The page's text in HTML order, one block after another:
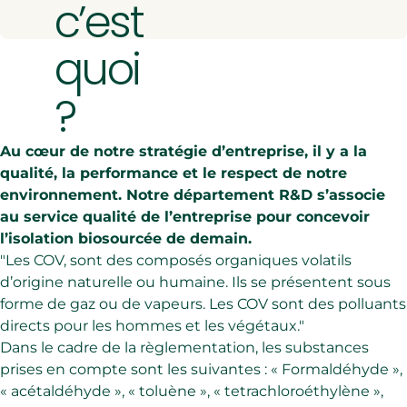
c’est
quoi
?
Au cœur de notre stratégie d’entreprise, il y a la
qualité, la performance et le respect de notre
environnement. Notre département R&D s’associe
au service qualité de l’entreprise pour concevoir
l’isolation biosourcée de demain.
Les COV, sont des composés organiques volatils
d’origine naturelle ou humaine. Ils se présentent sous
forme de gaz ou de vapeurs. Les COV sont des polluants
directs pour les hommes et les végétaux.
Dans le cadre de la règlementation, les substances
prises en compte sont les suivantes : « Formaldéhyde »,
« acétaldéhyde », « toluène », « tetrachloroéthylène »,